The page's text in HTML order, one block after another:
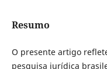
Resumo
O presente artigo
pesquisa jurídica